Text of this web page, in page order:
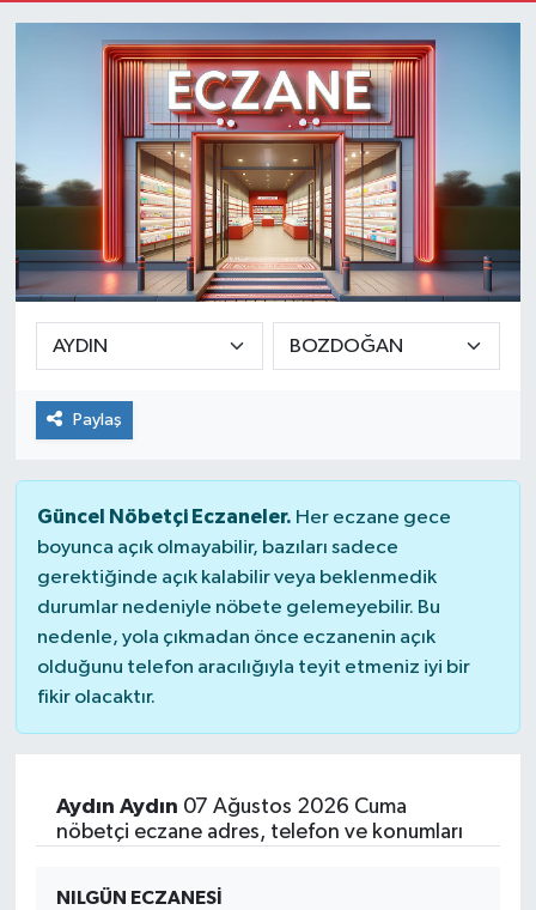
Paylaş
Güncel Nöbetçi Eczaneler. Her eczane gece
boyunca açık olmayabilir, bazıları sadece
gerektiğinde açık kalabilir veya beklenmedik
durumlar nedeniyle nöbete gelemeyebilir. Bu
nedenle, yola çıkmadan önce eczanenin açık
olduğunu telefon aracılığıyla teyit etmeniz iyi bir
fikir olacaktır.
Aydın Aydın 07 Ağustos 2026 Cuma
nöbetçi eczane adres, telefon ve konumları
NILGÜN ECZANESİ
Son Dakika Haberleri
Haber Arşivi